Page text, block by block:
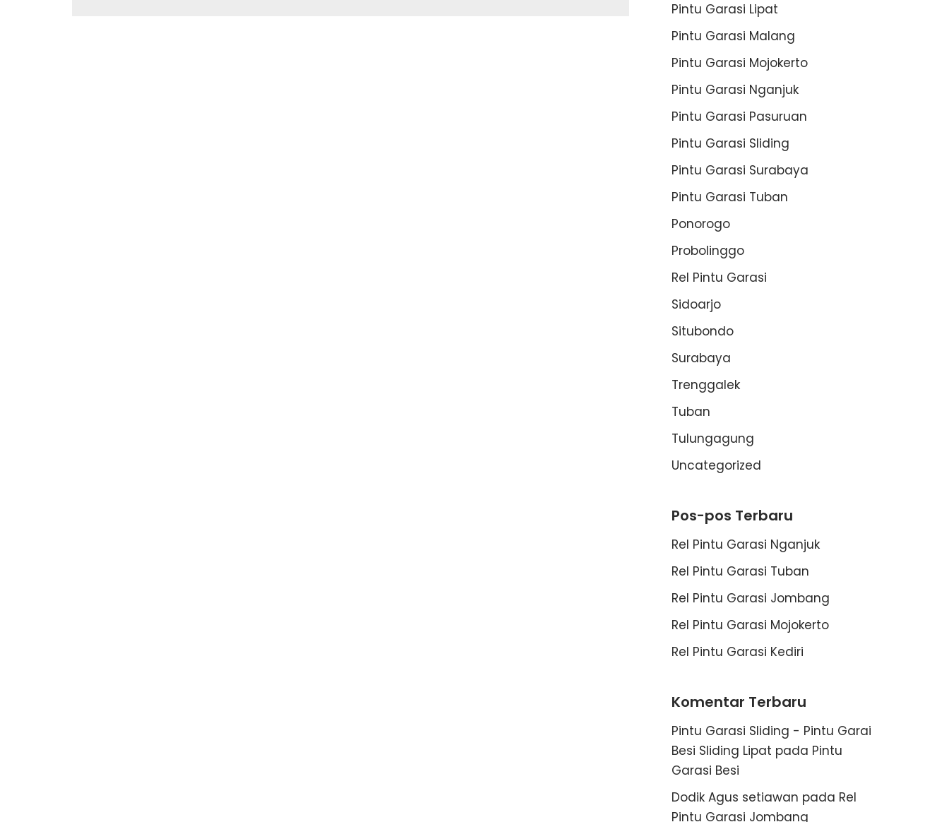
Pintu Garasi Lipat
Pintu Garasi Malang
Pintu Garasi Mojokerto
Pintu Garasi Nganjuk
Pintu Garasi Pasuruan
Pintu Garasi Sliding
Pintu Garasi Surabaya
Pintu Garasi Tuban
Ponorogo
Probolinggo
Rel Pintu Garasi
Sidoarjo
Situbondo
Surabaya
Trenggalek
Tuban
Tulungagung
Uncategorized
Pos-pos Terbaru
Rel Pintu Garasi Nganjuk
Rel Pintu Garasi Tuban
Rel Pintu Garasi Jombang
Rel Pintu Garasi Mojokerto
Rel Pintu Garasi Kediri
Komentar Terbaru
Pintu Garasi Sliding - Pintu Garai
Besi Sliding Lipat pada Pintu
Garasi Besi
Dodik Agus setiawan pada Rel
Pintu Garasi Jombang